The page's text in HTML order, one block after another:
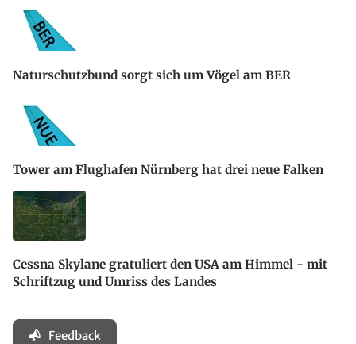
Naturschutzbund sorgt sich um Vögel am BER
Tower am Flughafen Nürnberg hat drei neue Falken
Cessna Skylane gratuliert den USA am Himmel - mit
Schriftzug und Umriss des Landes
Feedback